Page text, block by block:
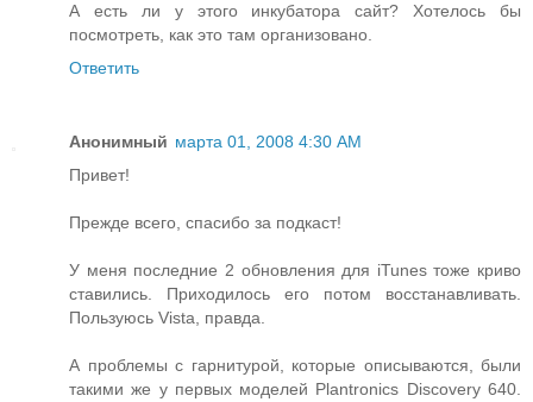
А есть ли у этого инкубатора сайт? Хотелось бы
посмотреть, как это там организовано.
Ответить
Анонимный марта 01, 2008 4:30 AM
Привет!
Прежде всего, спасибо за подкаст!
У меня последние 2 обновления для iTunes тоже криво
ставились. Приходилось его потом восстанавливать.
Пользуюсь Vista, правда.
А проблемы с гарнитурой, которые описываются, были
такими же у первых моделей Plantronics Discovery 640.